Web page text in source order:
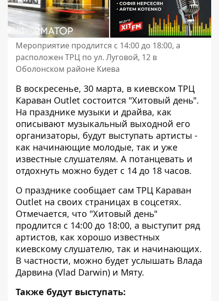
Мероприятие продлится с 14:00 до 18:00, а
расположен ТРЦ по ул. Луговой, 12 в
Оболонском районе Киева
В воскресенье, 30 марта, в киевском ТРЦ
Караван Outlet состоится "Хитовый день".
На празднике музыки и драйва, как
описывают музыкальный выходной его
организаторы, будут выступать артисты -
как начинающие молодые, так и уже
известные слушателям. А потанцевать и
отдохнуть можно будет с 14 до 18 часов.
О празднике сообщает сам ТРЦ Караван
Outlet на своих страницах в соцсетях.
Отмечается, что "Хитовый день"
продлится с 14:00 до 18:00, а выступит ряд
артистов, как хорошо известных
киевскому слушателю, так и начинающих.
В частности, можно будет услышать Влада
Дарвина (Vlad Darwin) и Мяту.
Также будут выступать: